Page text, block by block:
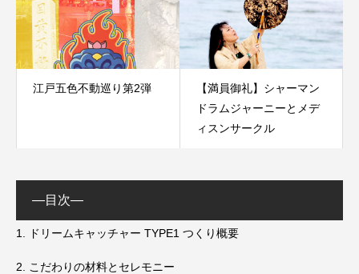
江戸五色不動巡り第2弾
【満員御礼】シャーマン
ドラムジャーニーとメデ
ィスンサークル
—目次—
1. ドリームキャッチャー TYPE1 つくり概要
2. こだわりの材料とセレモニー